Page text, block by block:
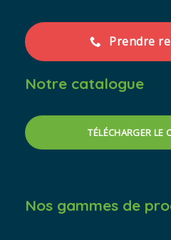
Prendre
Notre catalogue
TÉLÉCHARGER LE
Nos gammes de